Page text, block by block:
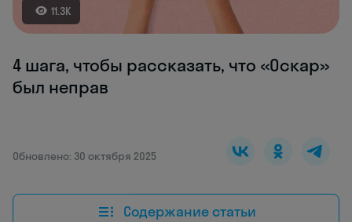
11.3K
4 шага, чтобы рассказать, что «Оскар»
был неправ
Обновлено: 30 октября 2025
Содержание статьи